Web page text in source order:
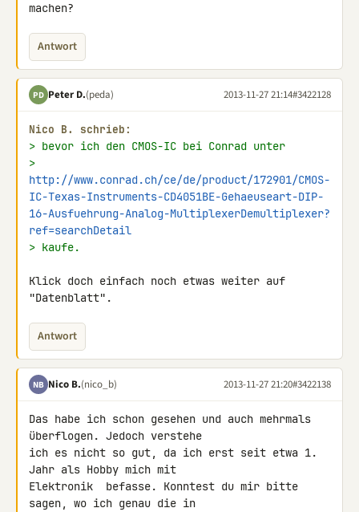
machen?
Antwort
PD Peter D.(peda) 2013-11-27 21:14#3422128
Nico B. schrieb:
> bevor ich den CMOS-IC bei Conrad unter
>
http://www.conrad.ch/ce/de/product/172901/CMOS-
IC-Texas-Instruments-CD4051BE-Gehaeuseart-DIP-
16-Ausfuehrung-Analog-MultiplexerDemultiplexer?
ref=searchDetail
> kaufe.
Klick doch einfach noch etwas weiter auf
"Datenblatt".
Antwort
NB Nico B.(nico_b) 2013-11-27 21:20#3422138
Das habe ich schon gesehen und auch mehrmals
überflogen. Jedoch verstehe
ich es nicht so gut, da ich erst seit etwa 1.
Jahr als Hobby mich mit
Elektronik  befasse. Konntest du mir bitte
sagen, wo ich genau die in